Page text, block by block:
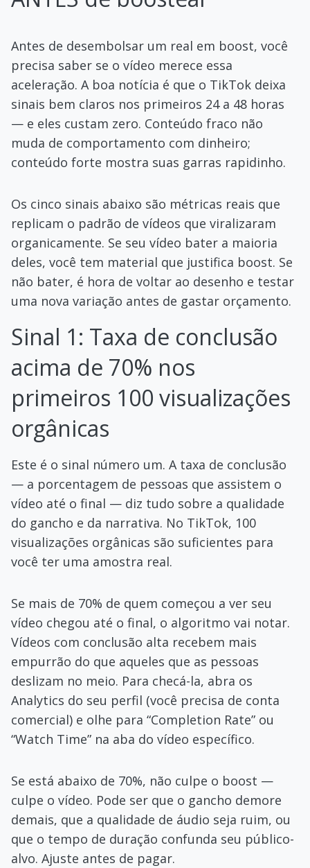
Antes de desembolsar um real em boost, você
precisa saber se o vídeo merece essa
aceleração. A boa notícia é que o TikTok deixa
sinais bem claros nos primeiros 24 a 48 horas
— e eles custam zero. Conteúdo fraco não
muda de comportamento com dinheiro;
conteúdo forte mostra suas garras rapidinho.
Os cinco sinais abaixo são métricas reais que
replicam o padrão de vídeos que viralizaram
organicamente. Se seu vídeo bater a maioria
deles, você tem material que justifica boost. Se
não bater, é hora de voltar ao desenho e testar
uma nova variação antes de gastar orçamento.
Sinal 1: Taxa de conclusão
acima de 70% nos
primeiros 100 visualizações
orgânicas
Este é o sinal número um. A taxa de conclusão
— a porcentagem de pessoas que assistem o
vídeo até o final — diz tudo sobre a qualidade
do gancho e da narrativa. No TikTok, 100
visualizações orgânicas são suficientes para
você ter uma amostra real.
Se mais de 70% de quem começou a ver seu
vídeo chegou até o final, o algoritmo vai notar.
Vídeos com conclusão alta recebem mais
empurrão do que aqueles que as pessoas
deslizam no meio. Para checá-la, abra os
Analytics do seu perfil (você precisa de conta
comercial) e olhe para “Completion Rate” ou
“Watch Time” na aba do vídeo específico.
Se está abaixo de 70%, não culpe o boost —
culpe o vídeo. Pode ser que o gancho demore
demais, que a qualidade de áudio seja ruim, ou
que o tempo de duração confunda seu público-
alvo. Ajuste antes de pagar.